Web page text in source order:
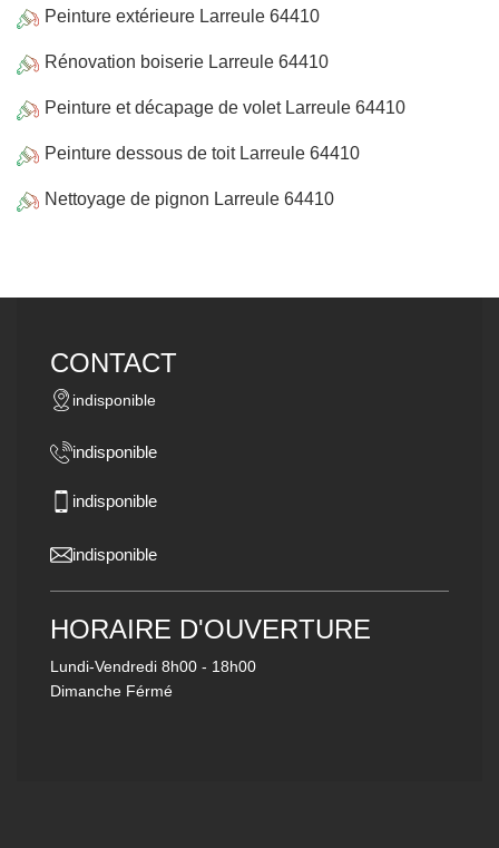
Peinture extérieure Larreule 64410
Rénovation boiserie Larreule 64410
Peinture et décapage de volet Larreule 64410
Peinture dessous de toit Larreule 64410
Nettoyage de pignon Larreule 64410
CONTACT
indisponible
indisponible
indisponible
indisponible
HORAIRE D'OUVERTURE
Lundi-Vendredi 8h00 - 18h00
Dimanche Férmé